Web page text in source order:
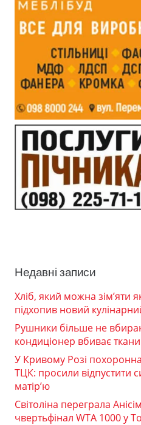
Недавні записи
Хліб, який можна зім’яти
підхопив новий
Рушники більше не
кондиціонер вбиває
У Кривому Розі
ТЦК: просили відпустити
матір’ю
Світоліна переграла
чвертьфінал WTA 1000 у